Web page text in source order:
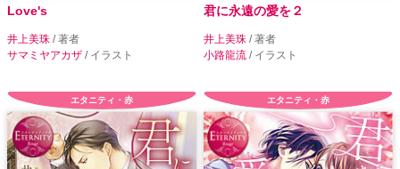
Love's
井上美珠 / 著者
サマミヤアカザ / イラスト
君に永遠の愛を２
井上美珠 / 著者
小路龍流 / イラスト
エタニティ・赤 エタニティ・赤